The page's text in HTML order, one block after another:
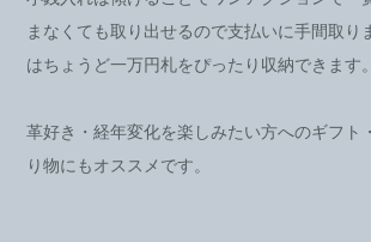
まなくても取り出せるので支払いに手間取り
はちょうど一万円札をぴったり収納できます。
革好き・経年変化を楽しみたい方へのギフト
り物にもオススメです。